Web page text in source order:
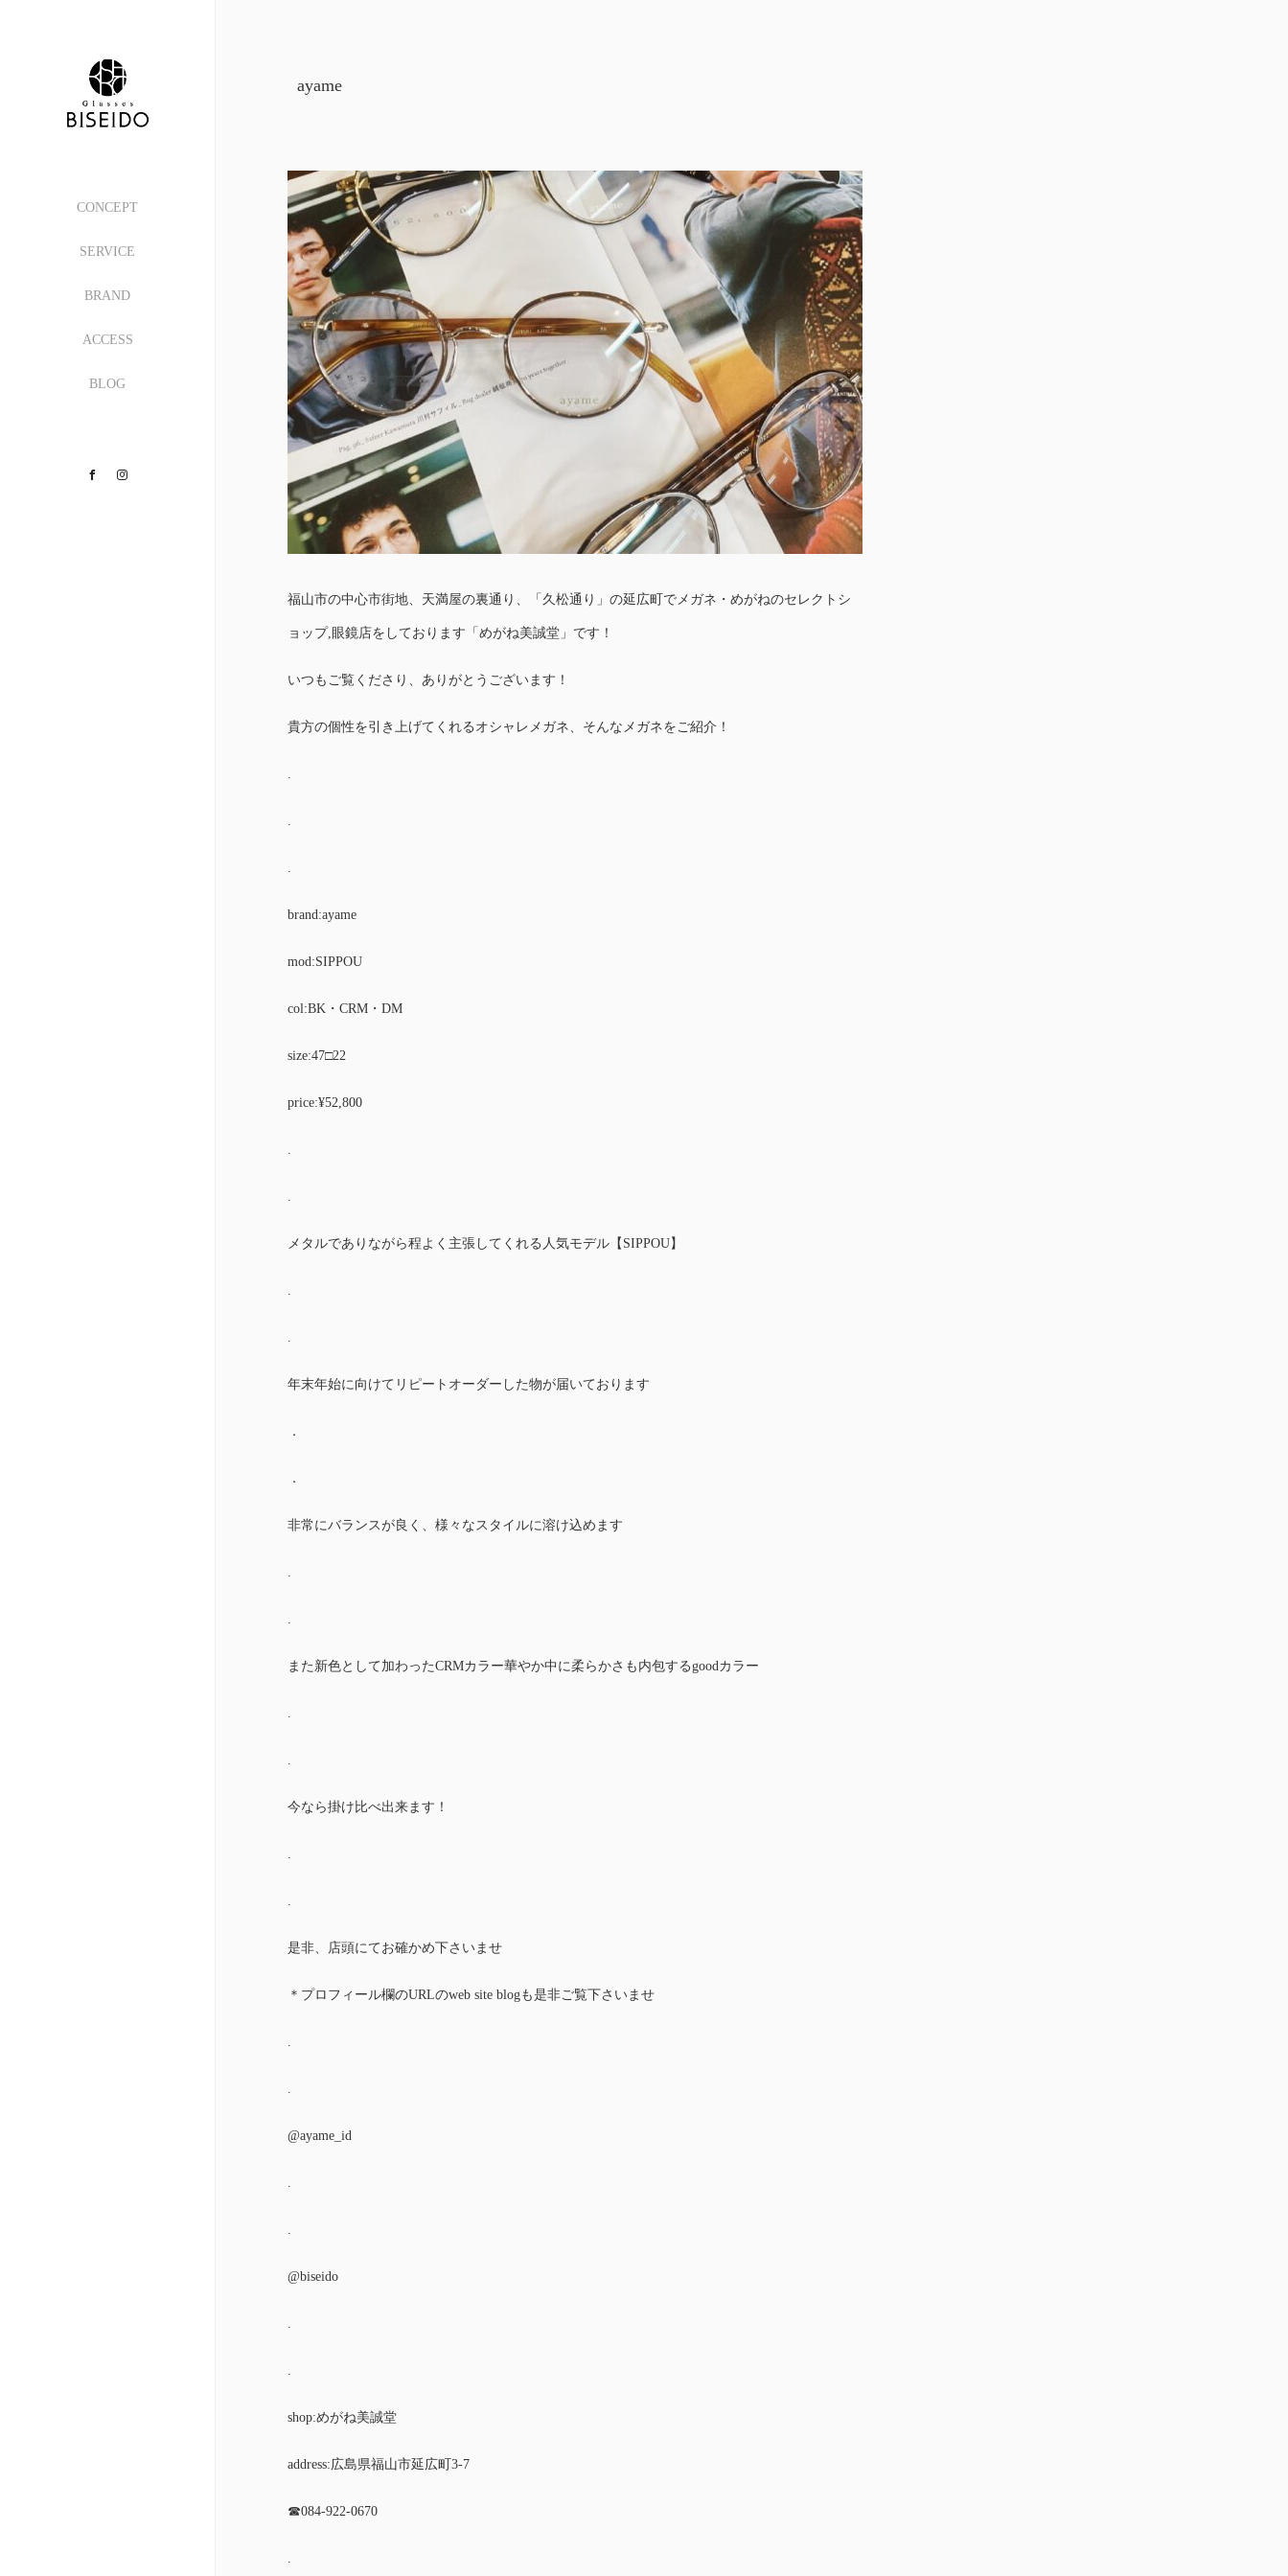
CONCEPT
SERVICE
BRAND
ACCESS
BLOG
Facebook
ayame
福山市の中心市街地、天満屋の裏通り、「久松通り」の延広町でメガネ・めがねのセレクトシ
ョップ,眼鏡店をしております「めがね美誠堂」です！
いつもご覧くださり、ありがとうございます！
貴方の個性を引き上げてくれるオシャレメガネ、そんなメガネをご紹介！
.
.
.
brand:ayame
mod:SIPPOU
col:BK・CRM・DM
size:47□22
price:¥52,800
.
.
メタルでありながら程よく主張してくれる人気モデル【SIPPOU】
.
.
年末年始に向けてリピートオーダーした物が届いております
．
．
非常にバランスが良く、様々なスタイルに溶け込めます
.
.
また新色として加わったCRMカラー華やか中に柔らかさも内包するgoodカラー
.
.
今なら掛け比べ出来ます！
.
.
是非、店頭にてお確かめ下さいませ
＊プロフィール欄のURLのweb site blogも是非ご覧下さいませ
.
.
@ayame_id
.
.
@biseido
.
.
shop:めがね美誠堂
address:広島県福山市延広町3-7
☎︎084-922-0670
.